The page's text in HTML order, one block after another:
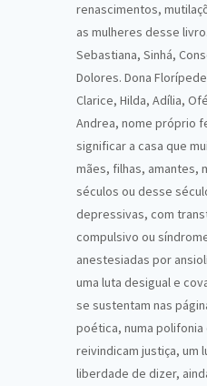
renascimentos,
as mulheres desse
Sebastiana, Sinhá,
Dolores. Dona
Clarice, Hilda, Adília,
Andrea, nome próprio
significar a casa que
mães, filhas, amantes,
séculos ou desse
depressivas, com
compulsivo ou
anestesiadas por
uma luta desigual e
se sustentam nas
poética, numa
reivindicam justiça, um
liberdade de dizer,